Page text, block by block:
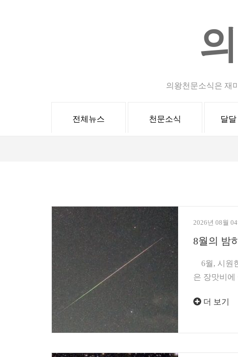
의왕천문소식은 재
전체뉴스 천문소식 달달
2026년 08월 04
8월의 밤
6월, 시원
은 장맛비
더 보기